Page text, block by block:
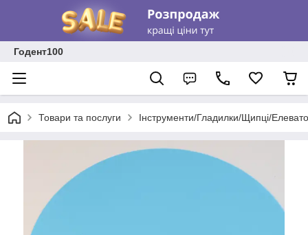
Годент100
Товари та послуги Інструменти/Гладилки/Щипці/